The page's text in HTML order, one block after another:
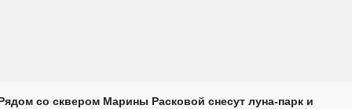
со сквером Марины Расковой снесут луна-парк и